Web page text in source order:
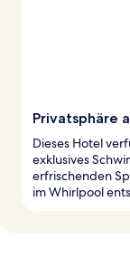
Privatsphäre
Dieses Hotel
exklusives
erfrischenden
im Whirlpool